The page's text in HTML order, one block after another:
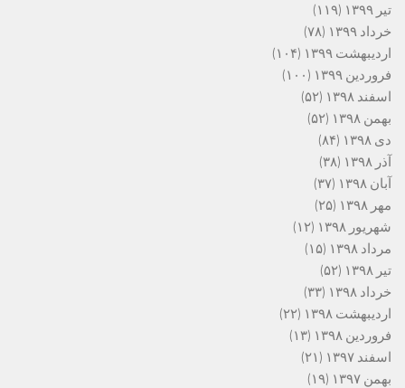
تیر ۱۳۹۹
(۱۱۹)
خرداد ۱۳۹۹
(۷۸)
اردیبهشت ۱۳۹۹
(۱۰۴)
فروردین ۱۳۹۹
(۱۰۰)
اسفند ۱۳۹۸
(۵۲)
بهمن ۱۳۹۸
(۵۲)
دی ۱۳۹۸
(۸۴)
آذر ۱۳۹۸
(۳۸)
آبان ۱۳۹۸
(۳۷)
مهر ۱۳۹۸
(۲۵)
شهریور ۱۳۹۸
(۱۲)
مرداد ۱۳۹۸
(۱۵)
تیر ۱۳۹۸
(۵۲)
خرداد ۱۳۹۸
(۳۳)
اردیبهشت ۱۳۹۸
(۲۲)
فروردین ۱۳۹۸
(۱۳)
اسفند ۱۳۹۷
(۲۱)
بهمن ۱۳۹۷
(۱۹)